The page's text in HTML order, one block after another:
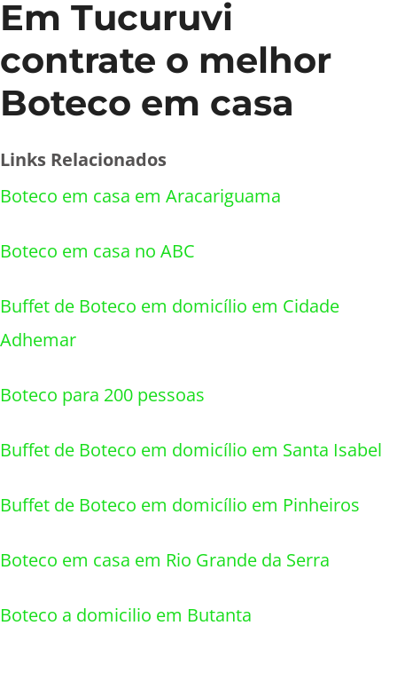
Em Tucuruvi
contrate o melhor
Boteco em casa
Links Relacionados
Boteco em casa em Aracariguama
Boteco em casa no ABC
Buffet de Boteco em domicílio em Cidade
Adhemar
Boteco para 200 pessoas
Buffet de Boteco em domicílio em Santa Isabel
Buffet de Boteco em domicílio em Pinheiros
Boteco em casa em Rio Grande da Serra
Boteco a domicilio em Butanta